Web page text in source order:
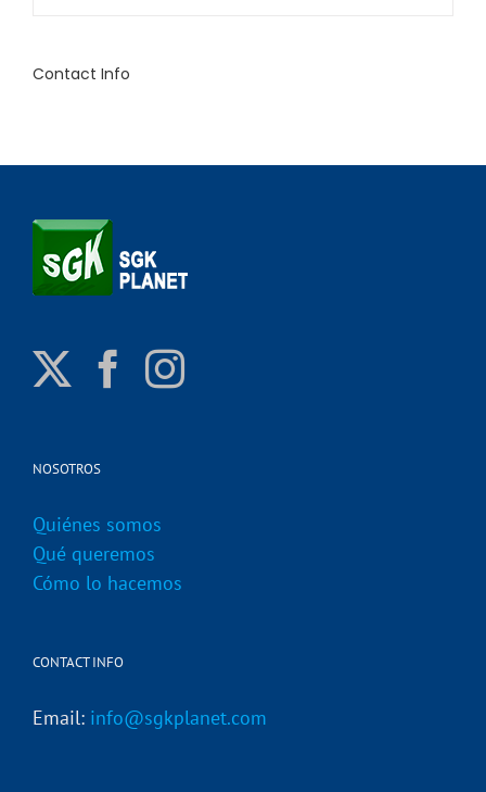
Contact Info
NOSOTROS
Quiénes somos
Qué queremos
Cómo lo hacemos
CONTACT INFO
Email: info@sgkplanet.com